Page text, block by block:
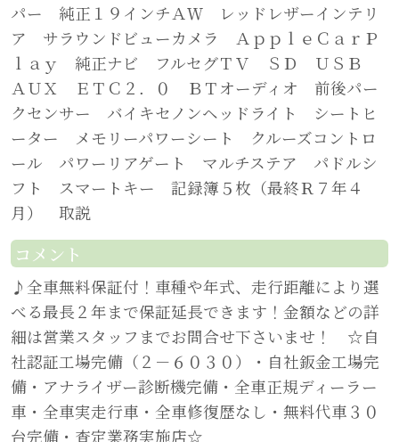
パー 純正１９インチＡＷ レッドレザーインテリ
ア サラウンドビューカメラ ＡｐｐｌｅＣａｒＰ
ｌａｙ 純正ナビ フルセグＴＶ ＳＤ ＵＳＢ
ＡＵＸ ＥＴＣ２．０ ＢＴオーディオ 前後パー
クセンサー バイキセノンヘッドライト シートヒ
ーター メモリーパワーシート クルーズコントロ
ール パワーリアゲート マルチステア パドルシ
フト スマートキー 記録簿５枚（最終Ｒ７年４
月） 取説
コメント
♪全車無料保証付！車種や年式、走行距離により選
べる最長２年まで保証延長できます！金額などの詳
細は営業スタッフまでお問合せ下さいませ！ ☆自
社認証工場完備（２－６０３０）・自社鈑金工場完
備・アナライザー診断機完備・全車正規ディーラー
車・全車実走行車・全車修復歴なし・無料代車３０
台完備・査定業務実施店☆